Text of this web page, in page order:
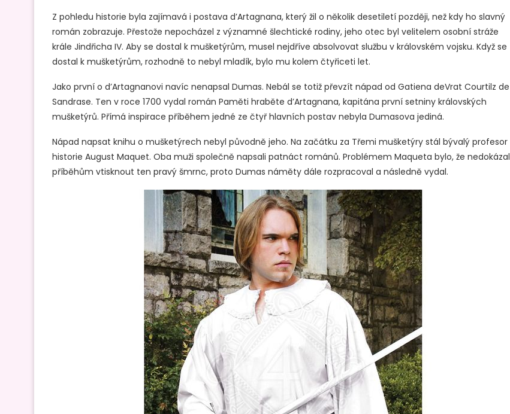
Z pohledu historie byla zajímavá i postava d’Artagnana, který žil o několik desetiletí později, než kdy ho slavný
román zobrazuje. Přestože nepocházel z významné šlechtické rodiny, jeho otec byl velitelem osobní stráže
krále Jindřicha IV. Aby se dostal k mušketýrům, musel nejdříve absolvovat službu v královském vojsku. Když se
dostal k mušketýrům, rozhodně to nebyl mladík, bylo mu kolem čtyřiceti let.
Jako první o d’Artagnanovi navíc nenapsal Dumas. Nebál se totiž převzít nápad od Gatiena deVrat Courtilz de
Sandrase. Ten v roce 1700 vydal román Paměti hraběte d’Artagnana, kapitána první setniny královských
mušketýrů. Přímá inspirace příběhem jedné ze čtyř hlavních postav nebyla Dumasova jediná.
Nápad napsat knihu o mušketýrech nebyl původně jeho. Na začátku za Třemi mušketýry stál bývalý profesor
historie August Maquet. Oba muži společně napsali patnáct románů. Problémem Maqueta bylo, že nedokázal
příběhům vtisknout ten pravý šmrnc, proto Dumas náměty dále rozpracoval a následně vydal.